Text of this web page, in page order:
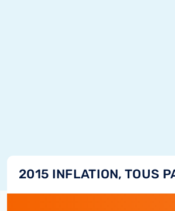
2015 INFLATION, TOUS